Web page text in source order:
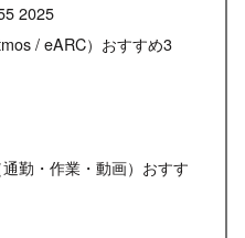
2025
/ eARC）おすすめ3
勤・作業・動画）おすす